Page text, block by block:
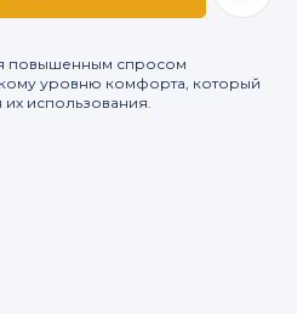
повышенным спросом
уровню комфорта, который
использования.